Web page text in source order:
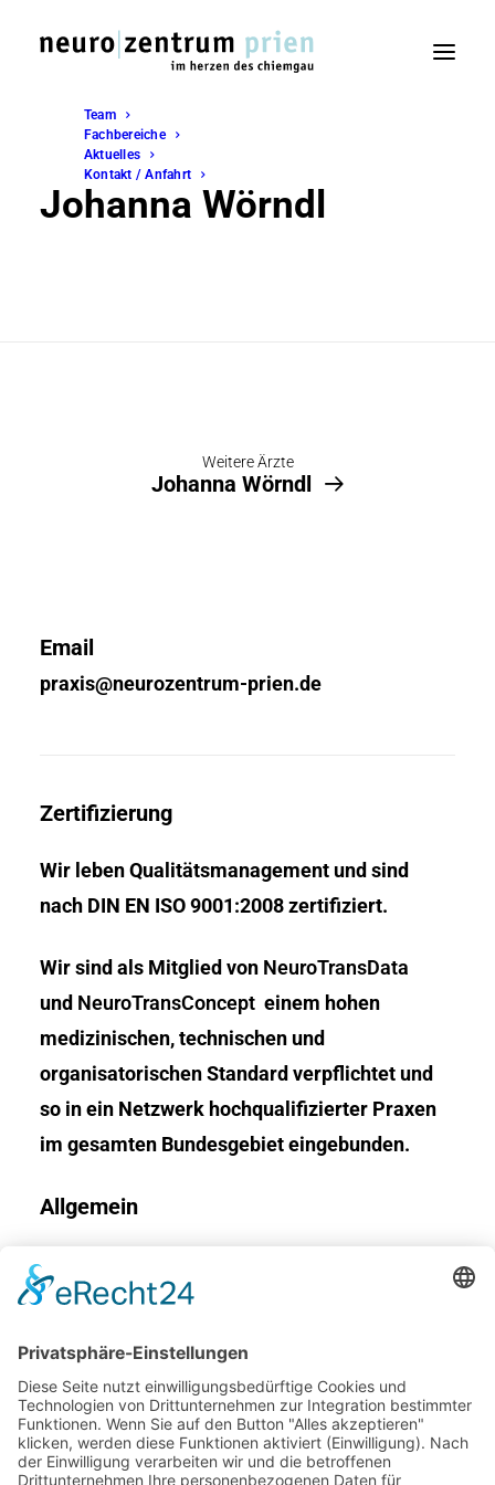
Team
Fachbereiche
Aktuelles
Kontakt / Anfahrt
Johanna Wörndl
Weitere Ärzte
Johanna Wörndl
Email
praxis@neurozentrum-prien.de
Zertifizierung
Wir leben Qualitätsmanagement und sind
nach DIN EN ISO 9001:2008 zertifiziert.
Wir sind als Mitglied von NeuroTransData
und NeuroTransConcept einem hohen
medizinischen, technischen und
organisatorischen Standard verpflichtet und
so in ein Netzwerk hochqualifizierter Praxen
im gesamten Bundesgebiet eingebunden.
Allgemein
Impressum
Datenschutz
Barrierefreiheit
Adresse